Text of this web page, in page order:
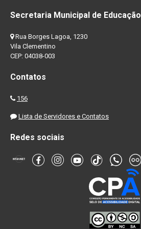
Secretaria Municipal de Educação
Rua Borges Lagoa, 1230
Vila Clementino
CEP: 04038-003
Contatos
156
Lista de Servidores e Contatos
Redes sociais